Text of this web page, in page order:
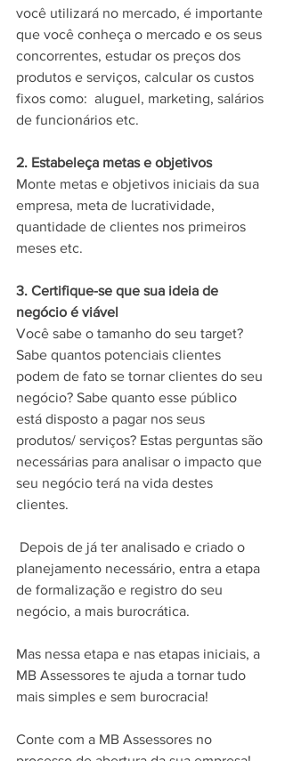
você utilizará no mercado, é importante
que você conheça o mercado e os seus
concorrentes, estudar os preços dos
produtos e serviços, calcular os custos
fixos como:  aluguel, marketing, salários
de funcionários etc.
2. Estabeleça metas e objetivos
Monte metas e objetivos iniciais da sua
empresa, meta de lucratividade,
quantidade de clientes nos primeiros
meses etc.
3. Certifique-se que sua ideia de
negócio é viável
Você sabe o tamanho do seu target?
Sabe quantos potenciais clientes
podem de fato se tornar clientes do seu
negócio? Sabe quanto esse público
está disposto a pagar nos seus
produtos/ serviços? Estas perguntas são
necessárias para analisar o impacto que
seu negócio terá na vida destes
clientes.
planejamento necessário, entra a etapa
de formalização e registro do seu
negócio, a mais burocrática.
Mas nessa etapa e nas etapas iniciais, a
MB Assessores te ajuda a tornar tudo
mais simples e sem burocracia!
Conte com a MB Assessores no